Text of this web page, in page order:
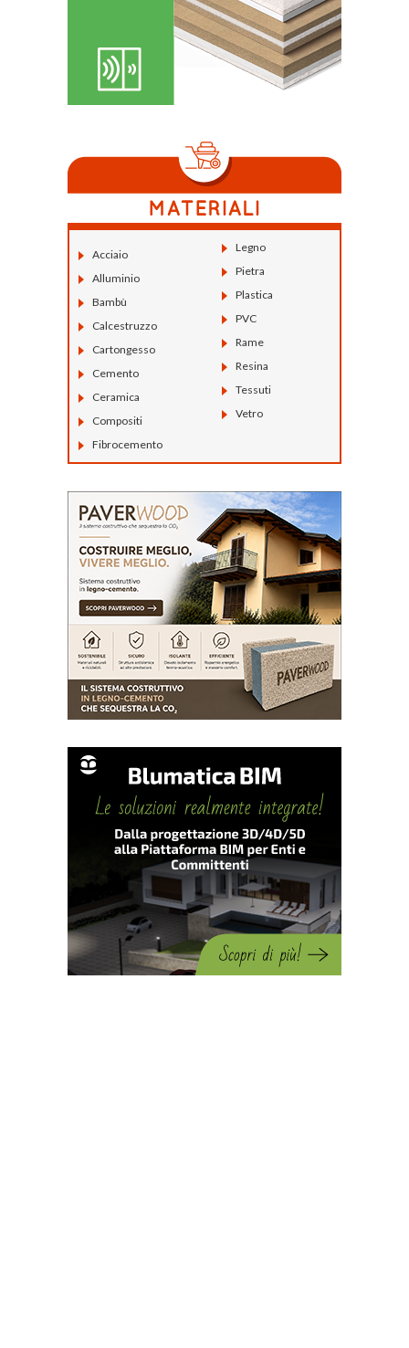
Acciaio
Alluminio
Bambù
Calcestruzzo
Cartongesso
Cemento
Ceramica
Compositi
Fibrocemento
Legno
Pietra
Plastica
PVC
Rame
Resina
Tessuti
Vetro